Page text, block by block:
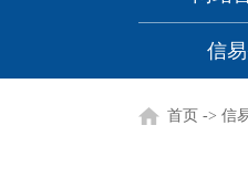
信
首页 -> 信